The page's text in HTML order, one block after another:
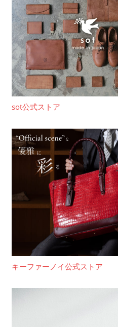
sot公式ストア
キーファーノイ公式ストア